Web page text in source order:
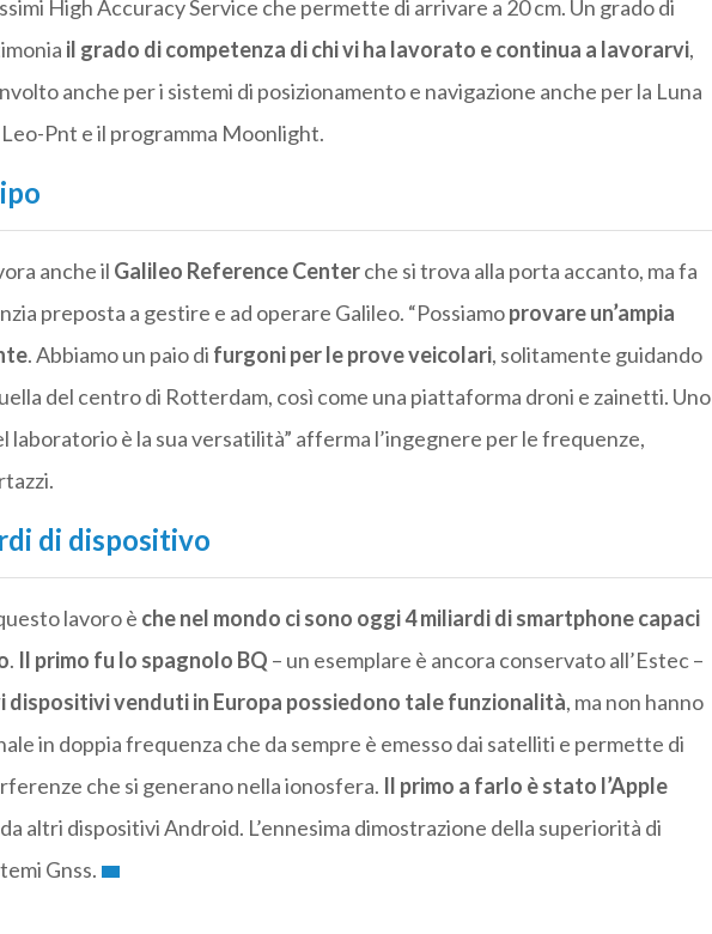
High Accuracy Service che permette di arrivare a 20 cm. Un grado di
il grado di competenza di chi vi ha lavorato e continua a lavorarvi,
anche per i sistemi di posizionamento e navigazione anche per la Luna
Pnt e il programma Moonlight.
anche il Galileo Reference Centerche si trova alla porta accanto, ma fa
preposta a gestire e ad operare Galileo. “Possiamoprovare un’ampia
. Abbiamo un paio di furgoni per le prove veicolari, solitamente guidando
del centro di Rotterdam, così come una piattaforma droni e zainetti. Uno
laboratorio è la sua versatilità” afferma l’ingegnere per le frequenze,
di dispositivo
lavoro è che nel mondo ci sono oggi 4 miliardi di smartphone capaci
. Il primo fu lo spagnolo BQ – un esemplare è ancora conservato all’Estec –
dispositivi venduti in Europa possiedono tale funzionalità, ma non hanno
in doppia frequenza che da sempre è emesso dai satelliti e permette di
che si generano nella ionosfera. Il primo a farlo è stato l’Apple
altri dispositivi Android. L’ennesima dimostrazione della superiorità di
Gnss.